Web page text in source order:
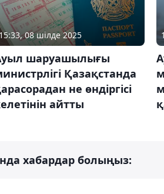
15:33, 08 шілде 2025
шаруашылығы
Қазақстанда
не өндіргісі
айтты
хабардар болыңыз: